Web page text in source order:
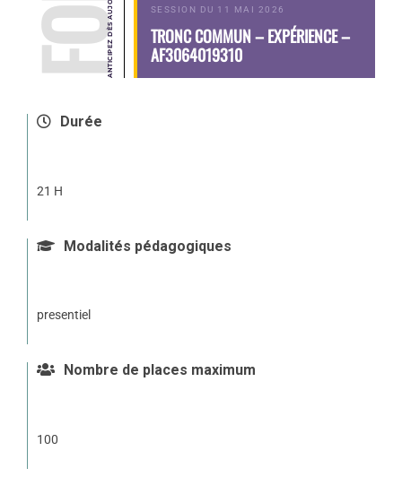
SESSION DU 11 MAI 2026
TRONC COMMUN – EXPÉRIENCE –
AF3064019310
Durée
21 H
Modalités pédagogiques
presentiel
Nombre de places maximum
100